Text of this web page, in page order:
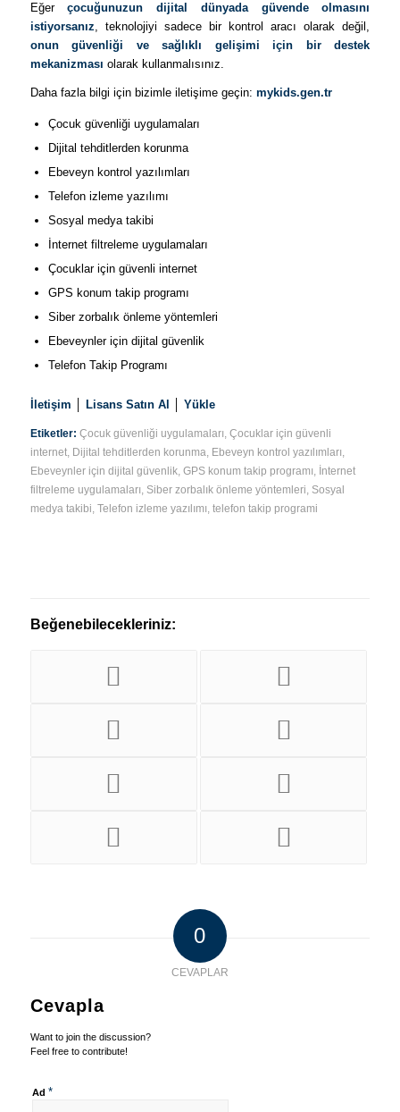
Eğerçocuğunuzun dijital dünyada güvende olmasını
istiyorsanız , teknolojiyi sadece bir kontrol aracı olarak değil,
onun güvenliği ve sağlıklı gelişimi için bir destek
mekanizması olarak kullanmalısınız.
Daha fazla bilgi için bizimle iletişime geçin: mykids.gen.tr
Çocuk güvenliği uygulamaları
Dijital tehditlerden korunma
Ebeveyn kontrol yazılımları
Telefon izleme yazılımı
Sosyal medya takibi
İnternet filtreleme uygulamaları
Çocuklar için güvenli internet
GPS konum takip programı
Siber zorbalık önleme yöntemleri
Ebeveynler için dijital güvenlik
Telefon Takip Programı
İletişim Lisans Satın Al Yükle
Etiketler: Çocuk güvenliği uygulamaları Çocuklar için güvenli
internet, Dijital tehditlerden korunma Ebeveyn kontrol yazılımları
Ebeveynler için dijital güvenlik, GPS konum takip programı
İnternet
filtreleme uygulamaları
Siber zorbalık önleme yöntemleri
Sosyal
medya takibi Telefon izleme yazılımı telefon takip programi
Beğenebilecekleriniz:
0
CEVAPLAR
Cevapla
Want to join the discussion?
Feel free to contribute!
Ad *